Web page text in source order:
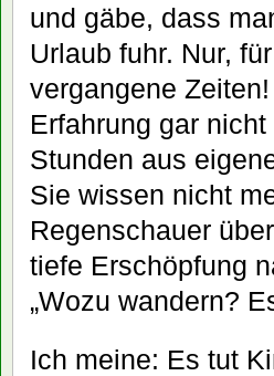
und gäbe, dass
Urlaub fuhr. Nur,
vergangene
Erfahrung gar
Stunden aus
Sie wissen nicht
Regenschauer
tiefe Erschöpfung
„Wozu wandern?
Ich meine: Es tut